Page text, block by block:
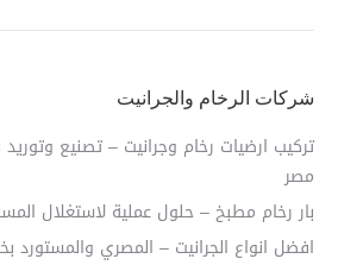
شركات الرخام والجرانيت
تركيب ارضيات رخام وجرانيت – تصنيع
مصر
بار رخام مطبخ – حلول عملية لاستغلال
افضل انواع الجرانيت – المصري والمستورد بخصم